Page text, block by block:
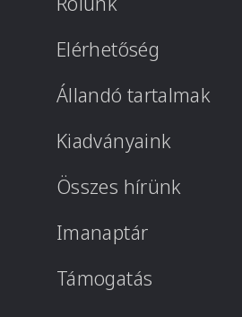
Elérhetőség
Állandó tartalmak
Kiadványaink
Összes hírünk
Imanaptár
Támogatás